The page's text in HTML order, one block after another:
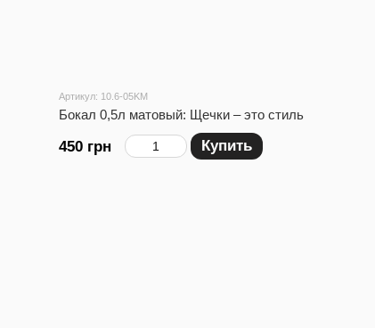
Артикул: 10.6-05KM
Бокал 0,5л матовый: Щечки – это стиль
450 грн Купить